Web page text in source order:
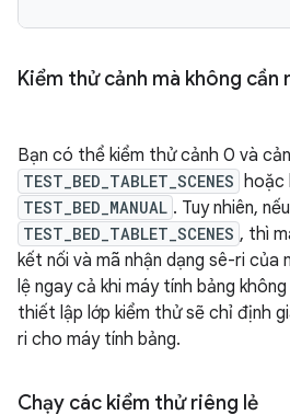
Kiểm thử cảnh mà không cần
Bạn có thể kiểm thử cảnh 0 và
TEST_BED_TABLET_SCENES hoặc
TEST_BED_MANUAL . Tuy nhiên,
TEST_BED_TABLET_SCENES , thì
kết nối và mã nhận dạng sê-ri của
lệ ngay cả khi máy tính bảng
thiết lập lớp kiểm thử sẽ chỉ định
ri cho máy tính bảng.
Chạy các kiểm thử riêng lẻ